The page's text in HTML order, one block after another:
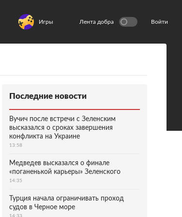
Игры Лента добра Войти
Последние новости
Вучич после встречи с Зеленским
высказался о сроках завершения
конфликта на Украине
13:58
Медведев высказался о финале
«поганенькой карьеры» Зеленского
14:35
Турция начала ограничивать проход
судов в Черное море
14:33